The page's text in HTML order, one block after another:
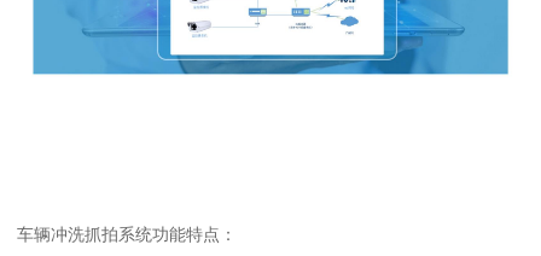
车辆冲洗抓拍系统功能特点：